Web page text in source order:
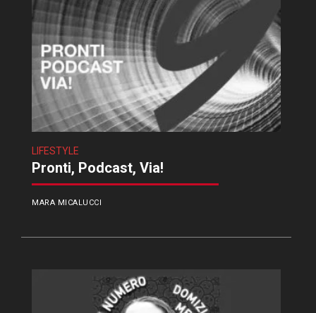
LIFESTYLE
Pronti, Podcast, Via!
MARA MICALUCCI